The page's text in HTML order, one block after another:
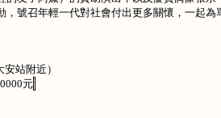
號召年輕一代對社會付出更多關懷，一起為
站附近）
元